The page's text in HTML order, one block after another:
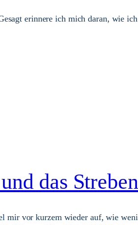
erinnere ich mich daran, wie
das
mir vor kurzem wieder auf, wie